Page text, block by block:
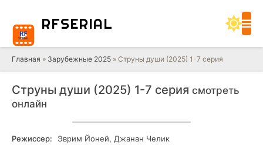
RFSERIAL
Главная » Зарубежные 2025 » Струны души (2025) 1-7 серия
Струны души (2025) 1-7 серия смотреть
онлайн
Режиссер:
Эврим Йоней, Джанан Челик